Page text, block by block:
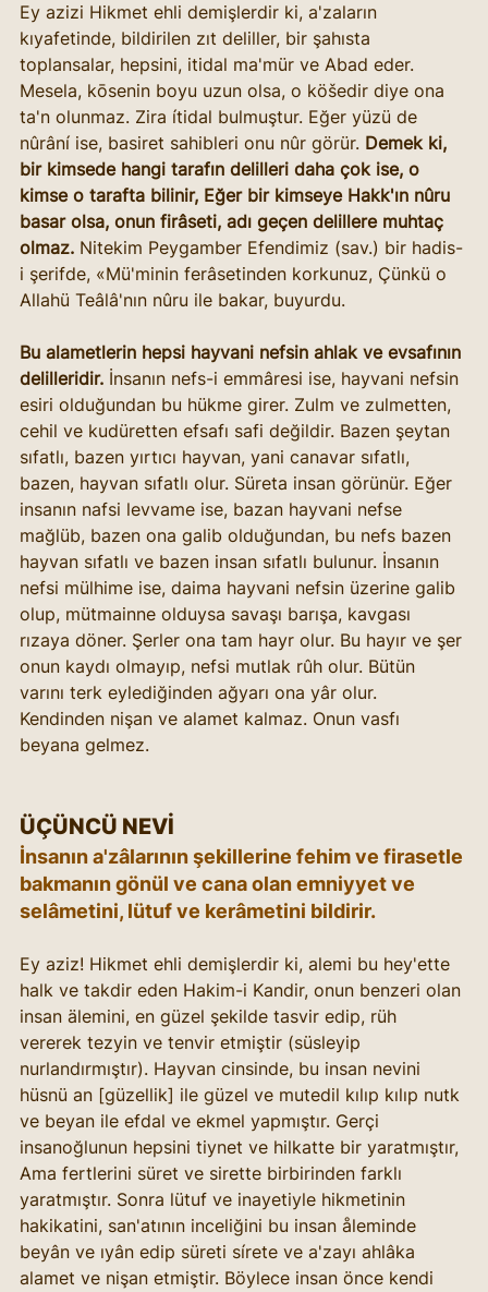
Ey azizi Hikmet ehli demişlerdir ki, a'zaların
kıyafetinde, bildirilen zıt deliller, bir şahısta
toplansalar, hepsini, itidal ma'mür ve Abad eder.
Mesela, kōsenin boyu uzun olsa, o köšedir diye ona
ta'n olunmaz. Zira ítidal bulmuştur. Eğer yüzü de
nûrâní ise, basiret sahibleri onu nûr görür. Demek ki,
bir kimsede hangi tarafın delilleri daha çok ise, o
kimse o tarafta bilinir, Eğer bir kimseye Hakk'ın nûru
basar olsa, onun firâseti, adı geçen delillere muhtaç
olmaz. Nitekim Peygamber Efendimiz (sav.) bir hadis-
i şerifde, «Mü'minin ferâsetinden korkunuz, Çünkü o
Allahü Teâlâ'nın nûru ile bakar, buyurdu.
Bu alametlerin hepsi hayvani nefsin ahlak ve evsafının
delilleridir. İnsanın nefs-i emmâresi ise, hayvani nefsin
esiri olduğundan bu hükme girer. Zulm ve zulmetten,
cehil ve kudüretten efsafı safi değildir. Bazen şeytan
sıfatlı, bazen yırtıcı hayvan, yani canavar sıfatlı,
bazen, hayvan sıfatlı olur. Süreta insan görünür. Eğer
insanın nafsi levvame ise, bazan hayvani nefse
mağlüb, bazen ona galib olduğundan, bu nefs bazen
hayvan sıfatlı ve bazen insan sıfatlı bulunur. İnsanın
nefsi mülhime ise, daima hayvani nefsin üzerine galib
olup, mütmainne olduysa savaşı barışa, kavgası
rızaya döner. Şerler ona tam hayr olur. Bu hayır ve şer
onun kaydı olmayıp, nefsi mutlak rûh olur. Bütün
varını terk eylediğinden ağyarı ona yâr olur.
Kendinden nişan ve alamet kalmaz. Onun vasfı
beyana gelmez.
ÜÇÜNCÜ NEVİ
İnsanın a'zâlarının şekillerine fehim ve firasetle
bakmanın gönül ve cana olan emniyyet ve
selâmetini, lütuf ve kerâmetini bildirir.
Ey aziz! Hikmet ehli demişlerdir ki, alemi bu hey'ette
halk ve takdir eden Hakim-i Kandir, onun benzeri olan
insan älemini, en güzel şekilde tasvir edip, rüh
vererek tezyin ve tenvir etmiştir (süsleyip
nurlandırmıştır). Hayvan cinsinde, bu insan nevini
hüsnü an [güzellik] ile güzel ve mutedil kılıp kılıp nutk
ve beyan ile efdal ve ekmel yapmıştır. Gerçi
insanoğlunun hepsini tiynet ve hilkatte bir yaratmıştır,
Ama fertlerini süret ve sirette birbirinden farklı
yaratmıştır. Sonra lütuf ve inayetiyle hikmetinin
hakikatini, san'atının inceliğini bu insan åleminde
beyân ve ıyân edip süreti sírete ve a'zayı ahlâka
alamet ve nişan etmiştir. Böylece insan önce kendi